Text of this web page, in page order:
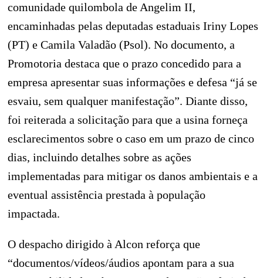
comunidade quilombola de Angelim II,
encaminhadas pelas deputadas estaduais Iriny Lopes
(PT) e Camila Valadão (Psol). No documento, a
Promotoria destaca que o prazo concedido para a
empresa apresentar suas informações e defesa “já se
esvaiu, sem qualquer manifestação”. Diante disso,
foi reiterada a solicitação para que a usina forneça
esclarecimentos sobre o caso em um prazo de cinco
dias, incluindo detalhes sobre as ações
implementadas para mitigar os danos ambientais e a
eventual assistência prestada à população
impactada.
O despacho dirigido à Alcon reforça que
“documentos/vídeos/áudios apontam para a sua